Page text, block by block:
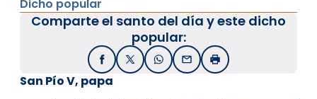
Dicho popular
Comparte el santo del día y este dicho
popular:
FacebookX / TwitterWhatsApp
EmailImprimir
San Pío V, papa